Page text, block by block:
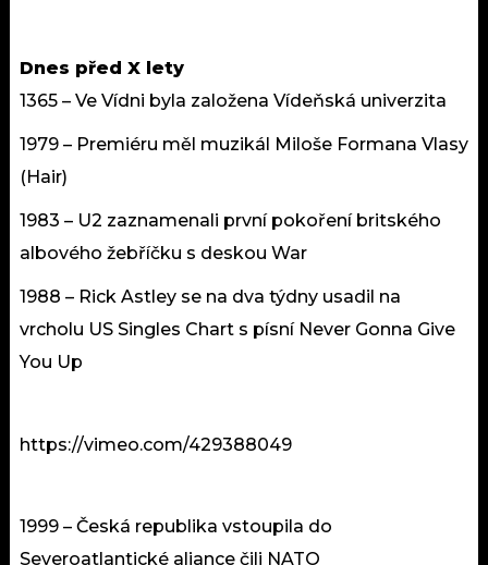
Dnes před X lety
1365 – Ve Vídni byla založena Vídeňská univerzita
1979 – Premiéru měl muzikál Miloše Formana Vlasy
(Hair)
1983 – U2 zaznamenali první pokoření britského
albového žebříčku s deskou War
1988 – Rick Astley se na dva týdny usadil na
vrcholu US Singles Chart s písní Never Gonna Give
You Up
https://vimeo.com/429388049
1999 – Česká republika vstoupila do
Severoatlantické aliance čili NATO